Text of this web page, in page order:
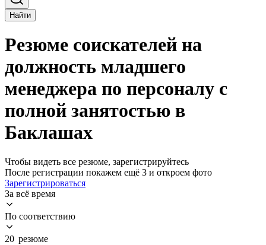
Найти
Резюме соискателей на
должность младшего
менеджера по персоналу с
полной занятостью в
Баклашах
Чтобы видеть все резюме, зарегистрируйтесь
После регистрации покажем ещё 3 и откроем фото
Зарегистрироваться
За всё время
По соответствию
20 резюме